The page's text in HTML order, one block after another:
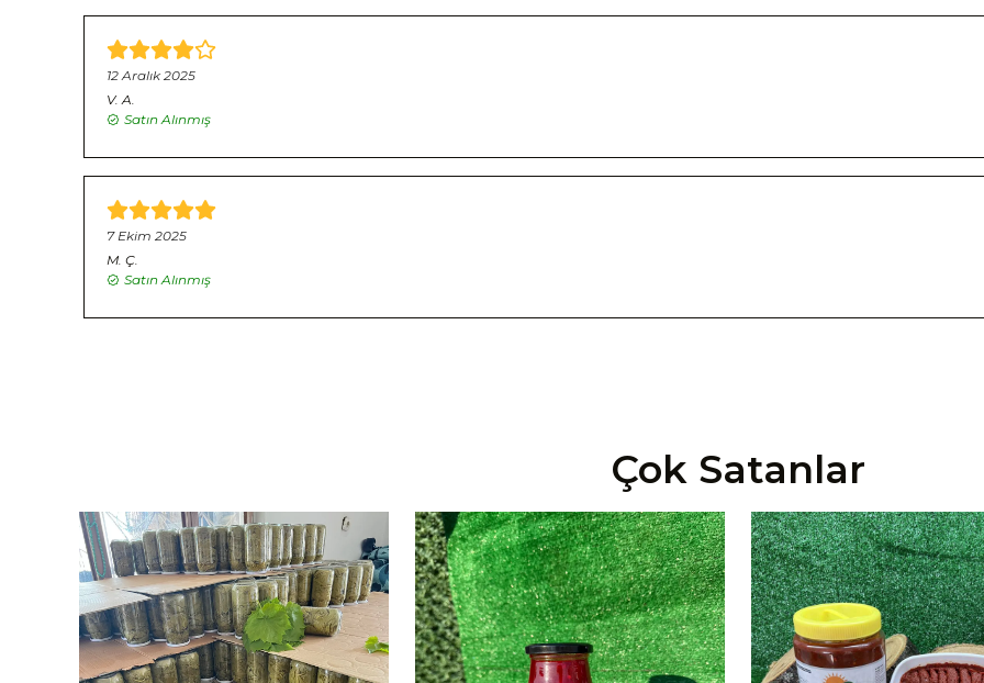
12 Aralık 2025
V. A.
Satın Alınmış
7 Ekim 2025
M. Ç.
Satın Alınmış
Çok Satanlar